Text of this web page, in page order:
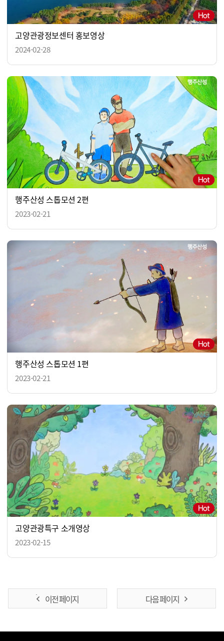
고양관광정보센터 홍보영상
2024-02-28
행주산성 스톱모션 2편
2023-02-21
행주산성 스톱모션 1편
2023-02-21
고양관광특구 소개영상
2023-02-15
이전 페이지 다음 페이지